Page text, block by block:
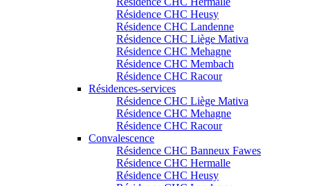
Résidence CHC Heusy
Résidence CHC Landenne
Résidence CHC Liège Mativa
Résidence CHC Mehagne
Résidence CHC Membach
Résidence CHC Racour
Résidences-services
Résidence CHC Liège Mativa
Résidence CHC Mehagne
Résidence CHC Racour
Convalescence
Résidence CHC Banneux Fawes
Résidence CHC Hermalle
Résidence CHC Heusy